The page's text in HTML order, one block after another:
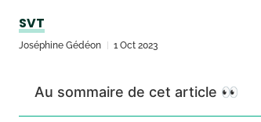
SVT
Joséphine Gédéon 1 Oct 2023
Au sommaire de cet article 👀